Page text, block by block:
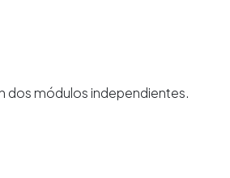
dos módulos independientes.